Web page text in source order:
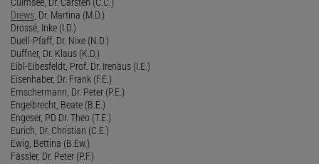
Drews , Dr. Martina (M.D.)
Drossé, Inke (I.D.)
Duell-Pfaff, Dr. Nixe (N.D.)
Duffner, Dr. Klaus (K.D.)
Eibl-Eibesfeldt, Prof. Dr. Irenäus (I.E.)
Eisenhaber, Dr. Frank (F.E.)
Emschermann, Dr. Peter (P.E.)
Engelbrecht, Beate (B.E.)
Engeser, PD Dr. Theo (T.E.)
Eurich, Dr. Christian (C.E.)
Ewig, Bettina (B.Ew.)
Fässler, Dr. Peter (P.F.)